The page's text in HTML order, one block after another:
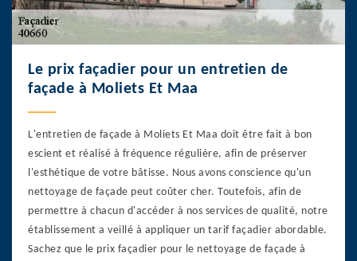
Le prix façadier pour un entretien de
façade à Moliets Et Maa
L'entretien de façade à Moliets Et Maa doit être fait à bon
escient et réalisé à fréquence régulière, afin de préserver
l'esthétique de votre bâtisse. Nous avons conscience qu'un
nettoyage de façade peut coûter cher. Toutefois, afin de
permettre à chacun d'accéder à nos services de qualité, notre
établissement a veillé à appliquer un tarif façadier abordable.
Sachez que le prix façadier pour le nettoyage de façade à